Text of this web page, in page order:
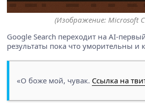
(Изображение: Microsoft
Google Search переходит на AI-
результаты пока что уморительны и
«О боже мой, чувак. Ссылка на